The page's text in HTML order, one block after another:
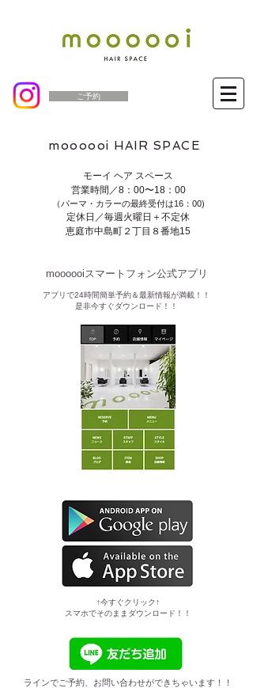
ご予約
moooooi HAIR SPACE
モーイ ヘア スペース
営業時間／8：00〜18：00
（パーマ・カラーの最終受付は16：00)
定休日／毎週火曜日＋不定休
恵庭市中島町２丁目８番地15
moooooiスマートフォン公式アプリ​
​アプリで24時間簡単予約＆最新情報が満載！！
是非今すぐダウンロード！！
​↑今すぐクリック↑
スマホでそのままダウンロード！！
ラインでご予約、お問い合わせができちゃいます！！